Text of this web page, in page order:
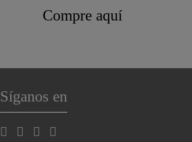
Compre aquí
Síganos en